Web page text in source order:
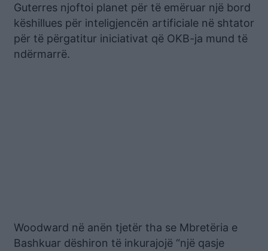
Guterres njoftoi planet për të emëruar një bord
këshillues për inteligjencën artificiale në shtator
për të përgatitur iniciativat që OKB-ja mund të
ndërmarrë.
Woodward në anën tjetër tha se Mbretëria e
Bashkuar dëshiron të inkurajojë “një qasje